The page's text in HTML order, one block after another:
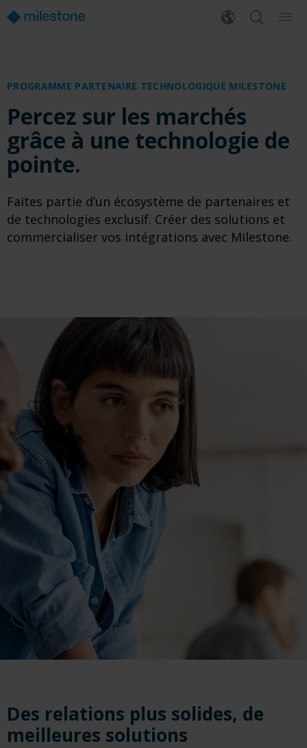
PROGRAMME PARTENAIRE TECHNOLOGIQUE MILESTONE
Percez sur les marchés
grâce à une technologie de
pointe.
Faites partie d’un écosystème de partenaires et
de technologies exclusif. Créer des solutions et
commercialiser vos intégrations avec Milestone.
Des relations plus solides, de
meilleures solutions